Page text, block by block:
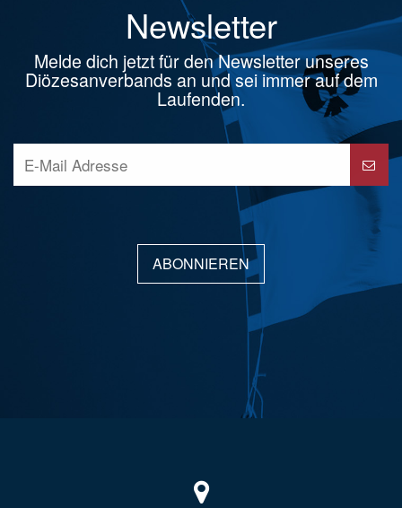
Newsletter
Melde dich jetzt für den Newsletter unseres
Diözesanverbands an und sei immer auf dem
Laufenden.
ABONNIEREN